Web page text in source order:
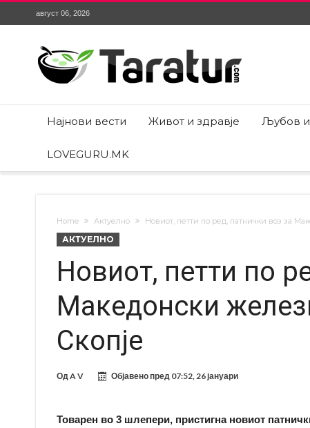
август 06, 2026
Најнови вести Живот и здравје Љубов и
LOVEGURU.MK
Home Актуелно Новиот, петти по ред, патнички воз за
АКТУЕЛНО
Новиот, петти по
Македонски
Скопје
ОдA V Објавено пред 07:52, 26 јануари
Товарен во 3 шлепери, пристигна новиот